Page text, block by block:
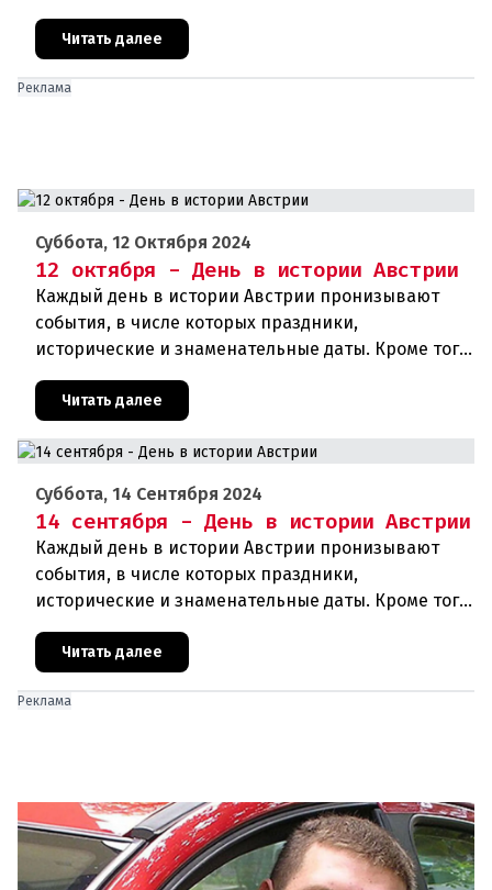
дни рождения различных деятелей Австрии, а
также дни их смерти. Что же прои
Читать далее
Реклама
Суббота, 12 Октября 2024
12 октября - День в истории Австрии
Каждый день в истории Австрии пронизывают
события, в числе которых праздники,
исторические и знаменательные даты. Кроме того,
дни рождения различных деятелей страны, а
также дни их смерти. Что же прои
Читать далее
Суббота, 14 Сентября 2024
14 сентября - День в истории Австрии
Каждый день в истории Австрии пронизывают
события, в числе которых праздники,
исторические и знаменательные даты. Кроме того
дни рождения различных деятелей Австрии, а
также дни их смерти. Что же прои
Читать далее
Реклама